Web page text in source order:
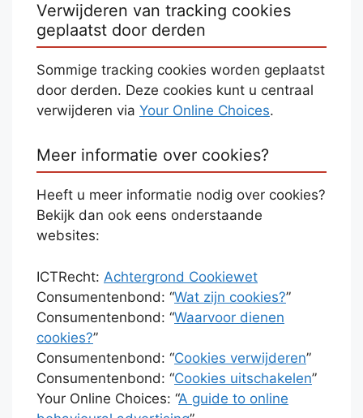
Verwijderen van tracking cookies
geplaatst door derden
Sommige tracking cookies worden geplaatst
door derden. Deze cookies kunt u centraal
verwijderen via Your Online Choices.
Meer informatie over cookies?
Heeft u meer informatie nodig over cookies?
Bekijk dan ook eens onderstaande
websites:
ICTRecht: Achtergrond Cookiewet
Consumentenbond: “Wat zijn cookies?”
Consumentenbond: “Waarvoor dienen
cookies?”
Consumentenbond: “Cookies verwijderen”
Consumentenbond: “Cookies uitschakelen”
Your Online Choices: “A guide to online